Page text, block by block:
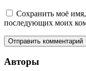
Сохранить моё имя,
последующих моих
Авторы